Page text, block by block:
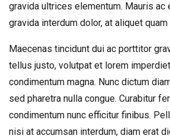
gravida ultrices elementum. Mauris
gravida interdum dolor, at aliquet quam
Maecenas tincidunt dui ac porttitor
tellus justo, volutpat et lorem
condimentum magna. Nunc dictum
sed pharetra nulla congue. Curabitur
condimentum nunc efficitur finibus.
nisi at accumsan interdum, diam erat